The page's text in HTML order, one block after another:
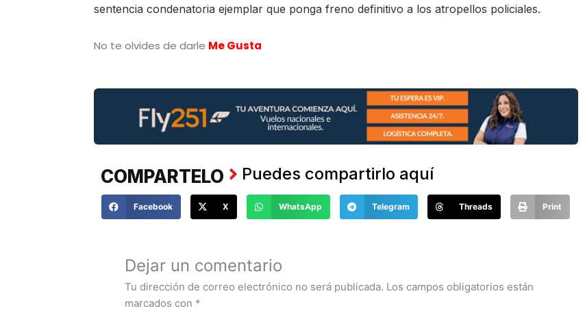
sentencia condenatoria ejemplar que ponga freno definitivo a los atropellos policiales.
No te olvides de darle Me Gusta
COMPARTELO Puedes compartirlo aquí
Facebook X WhatsApp Telegram Threads Print
Dejar un comentario
Tu dirección de correo electrónico no será publicada. Los campos obligatorios están
marcados con *